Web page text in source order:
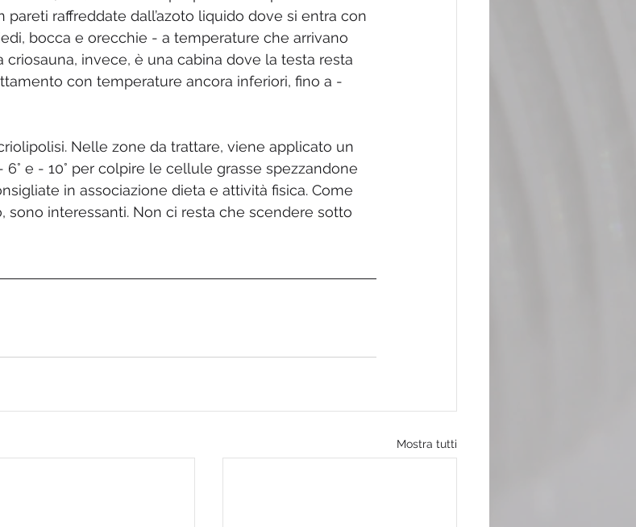
raffreddate dall’azoto liquido dove si entra con
bocca e orecchie - a temperature che arrivano
criosauna, invece, è una cabina dove la testa resta
con temperature ancora inferiori, fino a -
Nelle zone da trattare, viene applicato un
e - 10° per colpire le cellule grasse spezzandone
in associazione dieta e attività fisica. Come
sono interessanti. Non ci resta che scendere sotto
Mostra tutti